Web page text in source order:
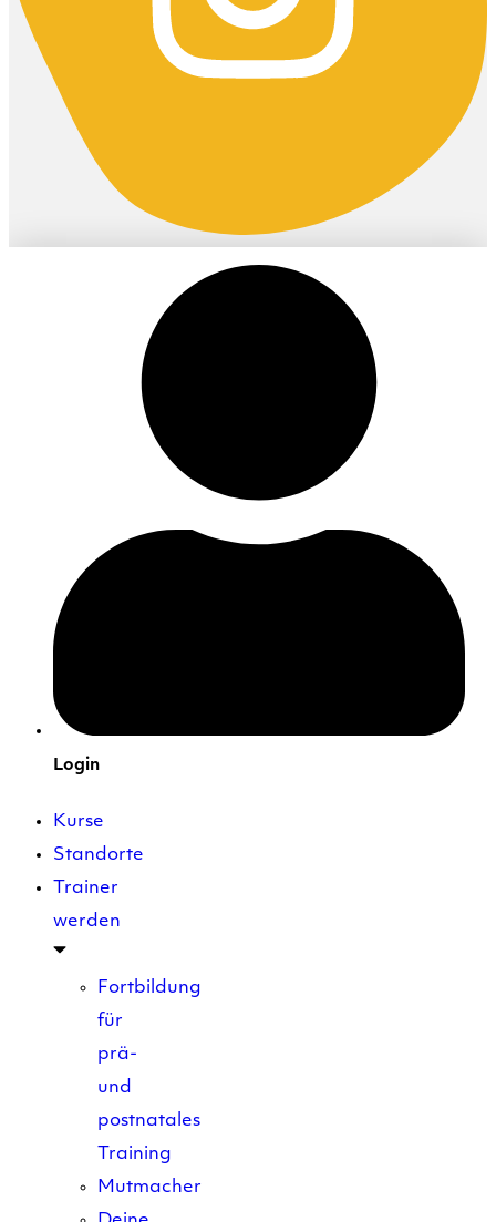
Login
Kurse
Standorte
Trainer
werden
Fortbildung
für
prä-
und
postnatales
Training
Mutmacher